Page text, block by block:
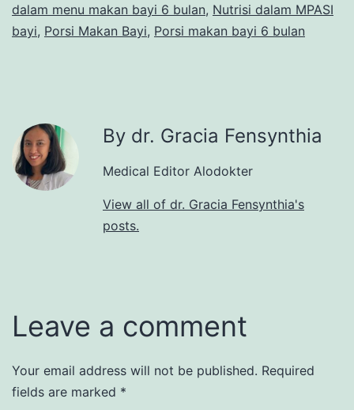
dalam menu makan bayi 6 bulan, Nutrisi dalam MPASI
bayi, Porsi Makan Bayi, Porsi makan bayi 6 bulan
By dr. Gracia Fensynthia
Medical Editor Alodokter
View all of dr. Gracia Fensynthia's
posts.
Leave a comment
Your email address will not be published. Required
fields are marked *